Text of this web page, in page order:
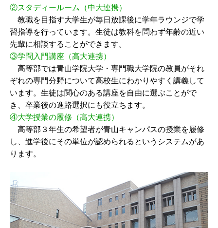
②スタディールーム（中大連携）
教職を目指す大学生が毎日放課後に学年ラウンジで学
習指導を行っています。生徒は教科を問わず年齢の近い
先輩に相談することができます。
③学問入門講座（高大連携）
高等部では青山学院大学・専門職大学院の教員がそれ
ぞれの専門分野について高校生にわかりやすく講義して
います。生徒は関心のある講座を自由に選ぶことがで
き、卒業後の進路選択にも役立ちます。
④大学授業の履修（高大連携）
高等部３年生の希望者が青山キャンパスの授業を履修
し、進学後にその単位が認められるというシステムがあ
ります。